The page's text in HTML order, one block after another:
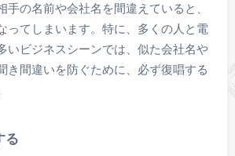
手の名前や会社名を間違えていると、
ってしまいます。特に、多くの人と電
いビジネスシーンでは、似た会社名や
き間違いを防ぐために、必ず復唱する
る